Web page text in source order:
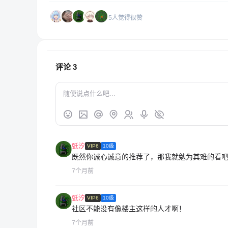
5人觉得很赞
评论3
弤汐 VIP6 10级
既然你诚心诚意的推荐了，那我就勉为其难的看
7个月前
弤汐 VIP6 10级
社区不能没有像楼主这样的人才啊！
7个月前